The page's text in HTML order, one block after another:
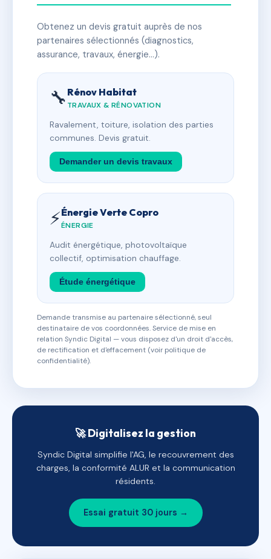
Obtenez un devis gratuit auprès de nos
partenaires sélectionnés (diagnostics,
assurance, travaux, énergie…).
🔧 Rénov Habitat
TRAVAUX & RÉNOVATION
Ravalement, toiture, isolation des parties
communes. Devis gratuit.
Demander un devis travaux
⚡Énergie Verte Copro
ÉNERGIE
Audit énergétique, photovoltaïque
collectif, optimisation chauffage.
Étude énergétique
Demande transmise au partenaire sélectionné, seul
destinataire de vos coordonnées. Service de mise en
relation Syndic Digital — vous disposez d'un droit d'accès,
de rectification et d'effacement (voir politique de
confidentialité).
🚀 Digitalisez la gestion
Syndic Digital simplifie l'AG, le recouvrement des
charges, la conformité ALUR et la communication
résidents.
Essai gratuit 30 jours →